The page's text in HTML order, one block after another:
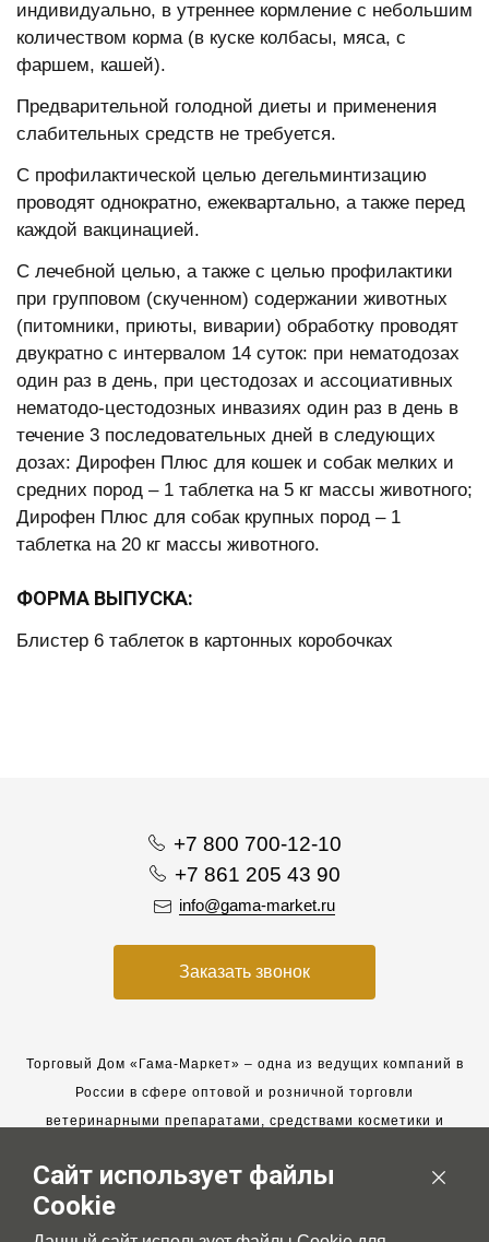
индивидуально, в утреннее кормление с небольшим
количеством корма (в куске колбасы, мяса, с
фаршем, кашей).
Предварительной голодной диеты и применения
слабительных средств не требуется.
С профилактической целью дегельминтизацию
проводят однократно, ежеквартально, а также перед
каждой вакцинацией.
С лечебной целью, а также с целью профилактики
при групповом (скученном) содержании животных
(питомники, приюты, виварии) обработку проводят
двукратно с интервалом 14 суток: при нематодозах
один раз в день, при цестодозах и ассоциативных
нематодо-цестодозных инвазиях один раз в день в
течение 3 последовательных дней в следующих
дозах: Дирофен Плюс для кошек и собак мелких и
средних пород – 1 таблетка на 5 кг массы животного;
Дирофен Плюс для собак крупных пород – 1
таблетка на 20 кг массы животного.
ФОРМА ВЫПУСКА:
Блистер 6 таблеток в картонных коробочках
+7 800 700-12-10
+7 861 205 43 90
info@gama-market.ru
Заказать звонок
Торговый Дом «Гама-Маркет» – одна из ведущих компаний в
России в сфере оптовой и розничной торговли
ветеринарными препаратами, средствами косметики и
Мы работаем с 2005 года. Мы приглашаем к сотрудничеству
новых клиентов и всегда рассчитываем на взаимовыгодные,
долгосрочные партнерские отношения.
Сайт использует файлы
Cookie